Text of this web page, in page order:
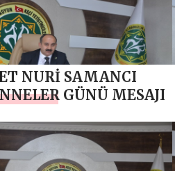
NURİ SAMANCI
GÜNÜ MESAJI